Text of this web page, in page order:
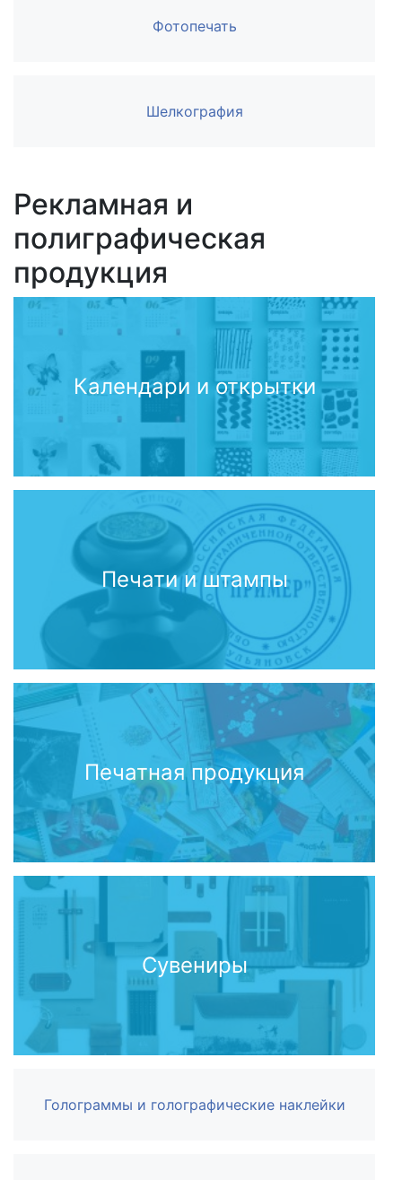
Фотопечать
Шелкография
Рекламная и
полиграфическая
продукция
Календари и открытки
Печати и штампы
Печатная продукция
Сувениры
Голограммы и голографические наклейки